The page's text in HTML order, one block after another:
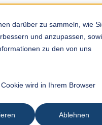
darüber zu sammeln, wie
und anzupassen,
zu den von uns
wird in Ihrem Browser
Ablehnen